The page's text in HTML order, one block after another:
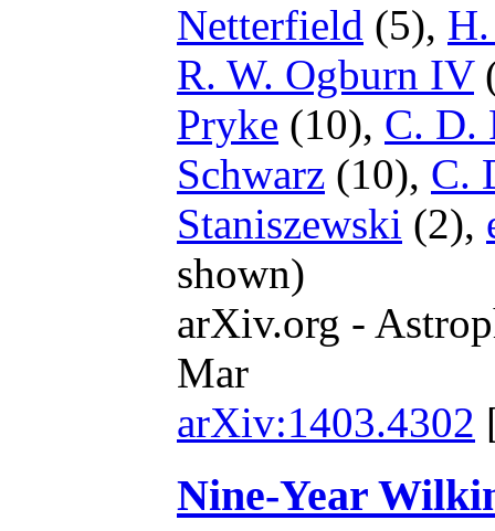
Netterfield (5),
R. W. Ogburn IV
Pryke (10), C. D.
Schwarz (10), C.
Staniszewski (2),
shown)
arXiv.org -
Mar
arXiv:1403.4302
Nine-Year